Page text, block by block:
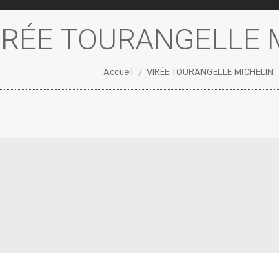
TOURANGELLE
Vous êtes ici :
Accueil VIRÉE TOURANGELLE MICHELIN